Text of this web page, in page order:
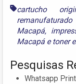
cartucho
Macapá,
Macapáe toner
Pesquisas
Whatsapp